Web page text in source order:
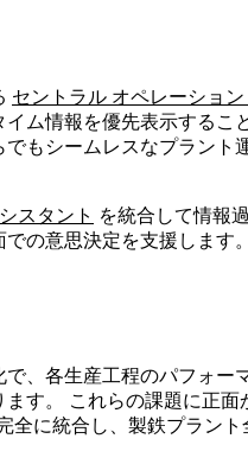
セントラル オペレーション
ム情報を優先表示する
もシームレスなプラン
スタント を統合して情報
の意思決定を支援します。
、各生産工程のパフォー
す。
これらの課題に正
に統合し、製鉄プラン